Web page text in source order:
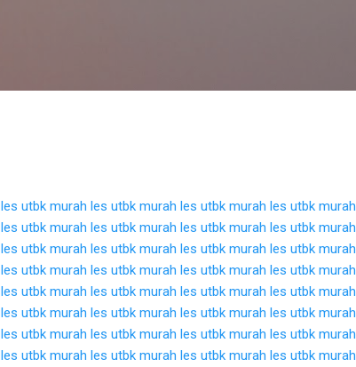
les utbk murah les utbk murah les utbk murah les utbk murah
les utbk murah les utbk murah les utbk murah les utbk murah
les utbk murah les utbk murah les utbk murah les utbk murah
les utbk murah les utbk murah les utbk murah les utbk murah
les utbk murah les utbk murah les utbk murah les utbk murah
les utbk murah les utbk murah les utbk murah les utbk murah
les utbk murah les utbk murah les utbk murah les utbk murah
les utbk murah les utbk murah les utbk murah les utbk murah